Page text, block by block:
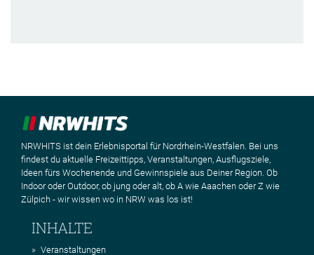
NRWHITS ist dein Erlebnisportal für Nordrhein-Westfalen. Bei uns
findest du aktuelle Freizeittipps, Veranstaltungen, Ausflugsziele,
Ideen fürs Wochenende und Gewinnspiele aus Deiner Region. Ob
Indoor oder Outdoor, ob jung oder alt, ob A wie Aaachen oder Z wie
Zülpich - wir wissen wo in NRW was los ist!
INHALTE
Veranstaltungen